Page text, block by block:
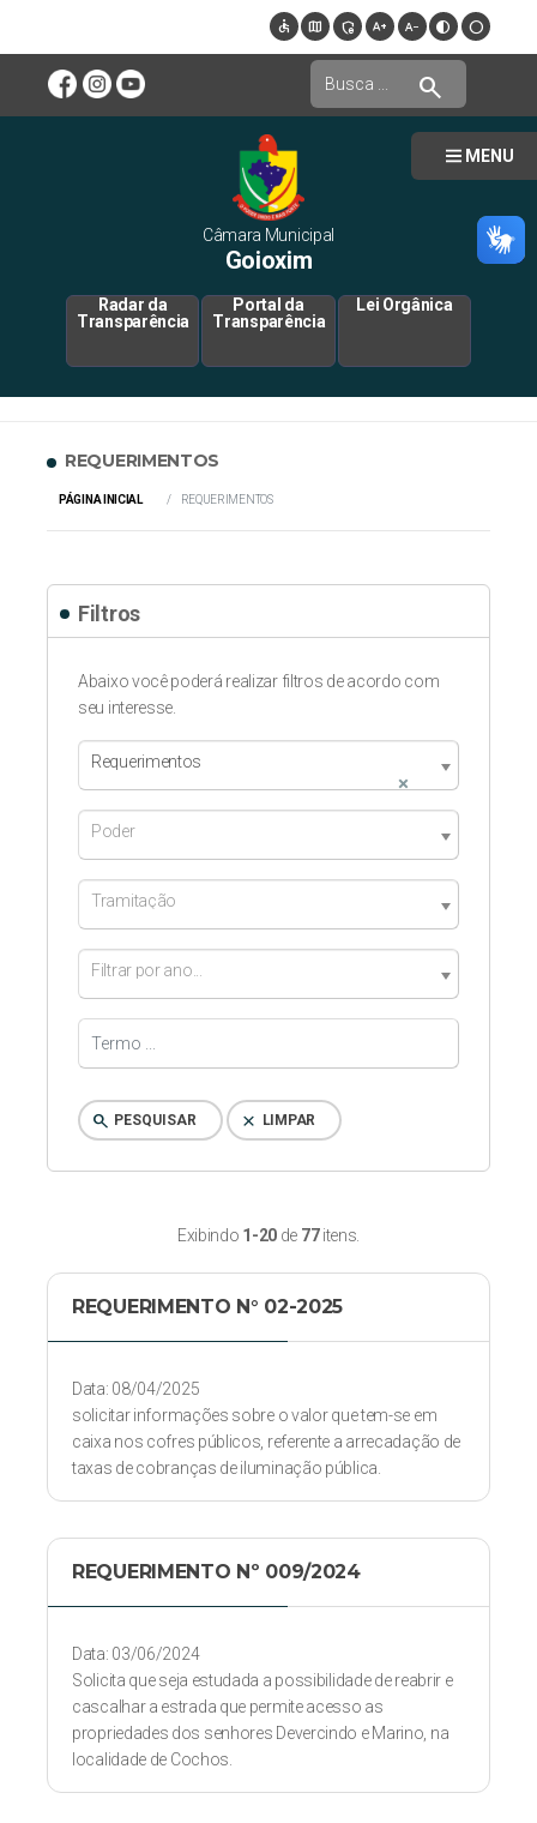
MENU
accessible map admin_panel_settings text_increase text_decrease contrast circle
search
Câmara Municipal
Goioxim
Radar da
Transparência
Portal da
Transparência
Lei Orgânica
REQUERIMENTOS
PÁGINA INICIAL REQUERIMENTOS
Exibindo 1-20 de 77itens.
REQUERIMENTO N° 02-2025
Data: 08/04/2025
solicitar informações sobre o valor que tem-se em
caixa nos cofres públicos, referente a arrecadação de
taxas de cobranças de iluminação pública.
REQUERIMENTO Nº 009/2024
Data: 03/06/2024
Solicita que seja estudada a possibilidade de reabrir e
cascalhar a estrada que permite acesso as
propriedades dos senhores Devercindo e Marino, na
localidade de Cochos.
Filtros
Abaixo você poderá realizar filtros de acordo com
seu interesse.
×
Requerimentos
Poder
Tramitação
Filtrar por ano...
search PESQUISAR clear LIMPAR